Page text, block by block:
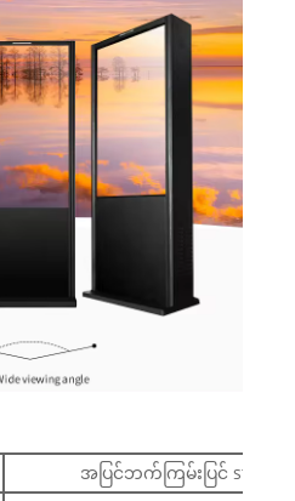
အပြင်ဘက်ကြမ်းပြင်